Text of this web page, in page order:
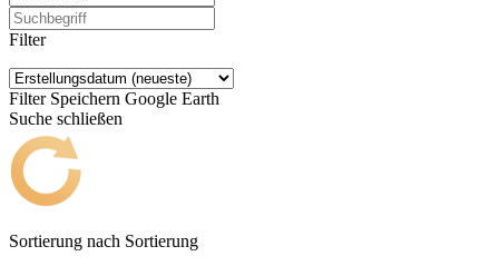
Filter
Filter Speichern Google Earth
Suche schließen
Sortierung nach Sortierung